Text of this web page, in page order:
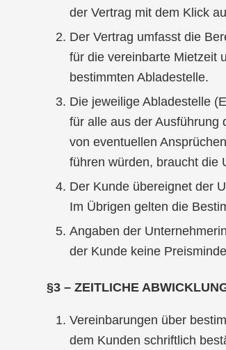
der Vertrag mit dem Klick
Der Vertrag umfasst die
für die vereinbarte Mietzeit
bestimmten Abladestelle.
Die jeweilige Abladestelle
für alle aus der Ausführung
von eventuellen
führen würden, braucht die
Der Kunde übereignet der
Im Übrigen gelten die
Angaben der
der Kunde keine
§3 – ZEITLICHE
Vereinbarungen über
dem Kunden schriftlich